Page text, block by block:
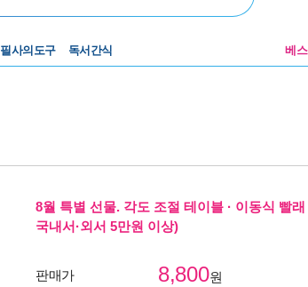
필사의도구 독서간식 베
8월 특별 선물. 각도 조절 테이블 · 이동식 빨
국내서·외서 5만원 이상)
판매가 8,800원